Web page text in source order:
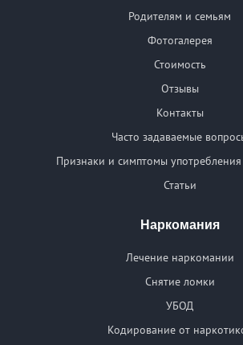
Родителям и семьям
Фотогалерея
Стоимость
Отзывы
Контакты
Часто задаваемые
Признаки и симптомы
Статьи
Наркомания
Лечение наркомании
Снятие ломки
УБОД
Кодирование от